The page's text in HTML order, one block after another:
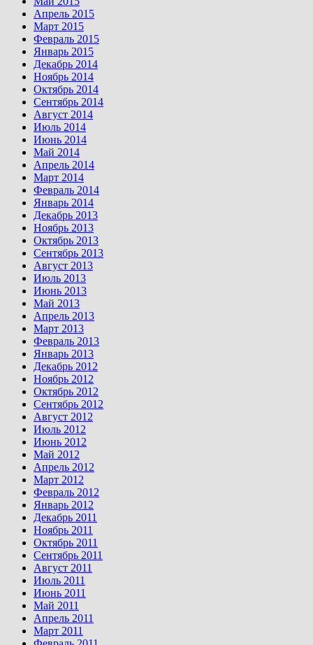
Апрель 2015
Март 2015
Февраль 2015
Январь 2015
Декабрь 2014
Ноябрь 2014
Октябрь 2014
Сентябрь 2014
Август 2014
Июль 2014
Июнь 2014
Май 2014
Апрель 2014
Март 2014
Февраль 2014
Январь 2014
Декабрь 2013
Ноябрь 2013
Октябрь 2013
Сентябрь 2013
Август 2013
Июль 2013
Июнь 2013
Май 2013
Апрель 2013
Март 2013
Февраль 2013
Январь 2013
Декабрь 2012
Ноябрь 2012
Октябрь 2012
Сентябрь 2012
Август 2012
Июль 2012
Июнь 2012
Май 2012
Апрель 2012
Март 2012
Февраль 2012
Январь 2012
Декабрь 2011
Ноябрь 2011
Октябрь 2011
Сентябрь 2011
Август 2011
Июль 2011
Июнь 2011
Май 2011
Апрель 2011
Март 2011